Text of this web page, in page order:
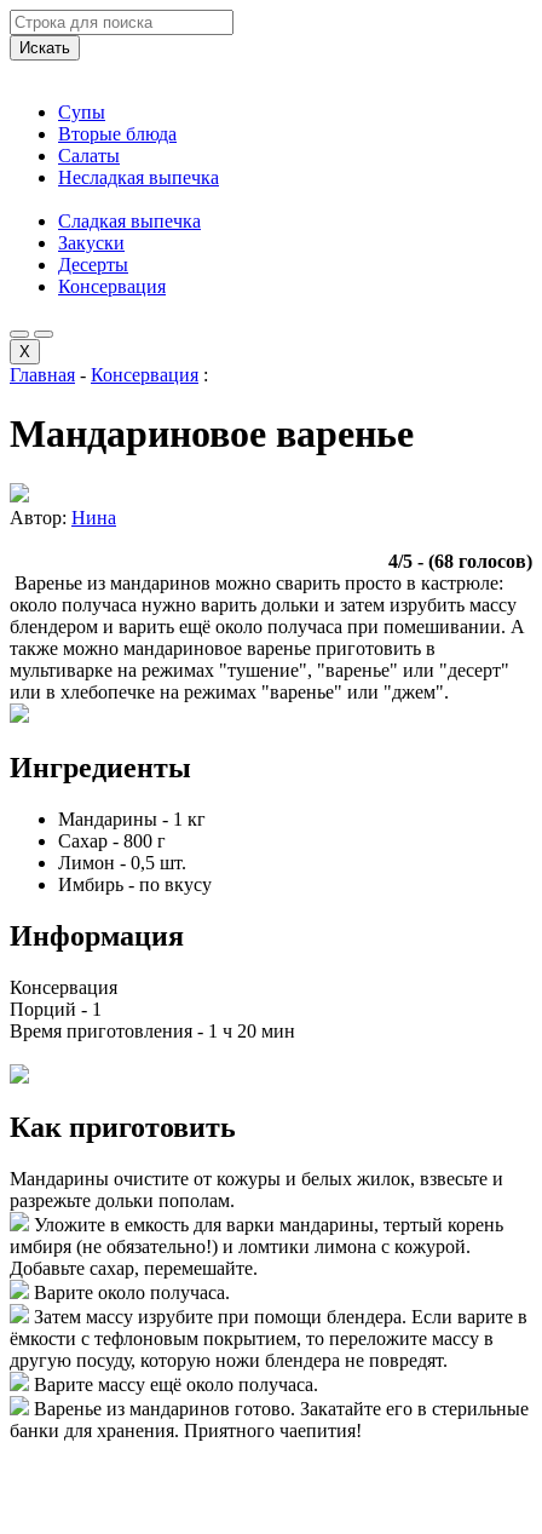
Искать
Супы
Вторые блюда
Салаты
Несладкая выпечка
Сладкая выпечка
Закуски
Десерты
Консервация
X
Главная - Консервация :
Мандариновое варенье
Автор: Нина
4/5 - (68 голосов)
Варенье из мандаринов можно сварить просто в кастрюле:
около получаса нужно варить дольки и затем изрубить массу
блендером и варить ещё около получаса при помешивании. А
также можно мандариновое варенье приготовить в
мультиварке на режимах "тушение", "варенье" или "десерт"
или в хлебопечке на режимах "варенье" или "джем".
Ингредиенты
Мандарины - 1 кг
Сахар - 800 г
Лимон - 0,5 шт.
Имбирь - по вкусу
Информация
Консервация
Порций - 1
Время приготовления - 1 ч 20 мин
Как приготовить
Мандарины очистите от кожуры и белых жилок, взвесьте и
разрежьте дольки пополам.
Уложите в емкость для варки мандарины, тертый корень
имбиря (не обязательно!) и ломтики лимона с кожурой.
Добавьте сахар, перемешайте.
Варите около получаса.
Затем массу изрубите при помощи блендера. Если варите в
ёмкости с тефлоновым покрытием, то переложите массу в
другую посуду, которую ножи блендера не повредят.
Варите массу ещё около получаса.
Варенье из мандаринов готово. Закатайте его в стерильные
банки для хранения. Приятного чаепития!